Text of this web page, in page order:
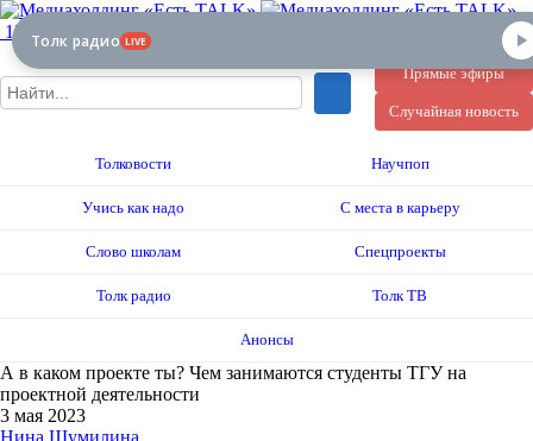
12+
Прямые эфиры
Случайная новость
Толковости Научпоп
Учись как надо С места в карьеру
Слово школам Спецпроекты
Толк радио Толк ТВ
Анонсы
А в каком проекте ты? Чем занимаются студенты ТГУ на
проектной деятельности
3 мая 2023
Нина Шумилина
Толк радио LIVE